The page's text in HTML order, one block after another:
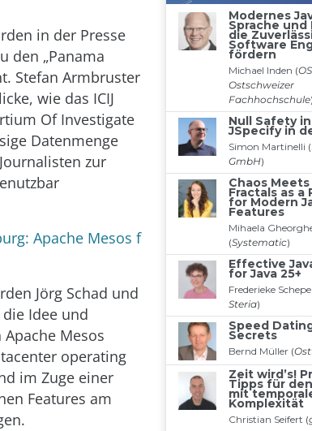
in der Presse
den „Panama
Stefan Armbruster
wie das ICIJ
Of Investigate
Datenmenge
zur
Apache Mesos f
Jörg Schad und
Idee und
Mesos
operating
im Zuge einer
Features am